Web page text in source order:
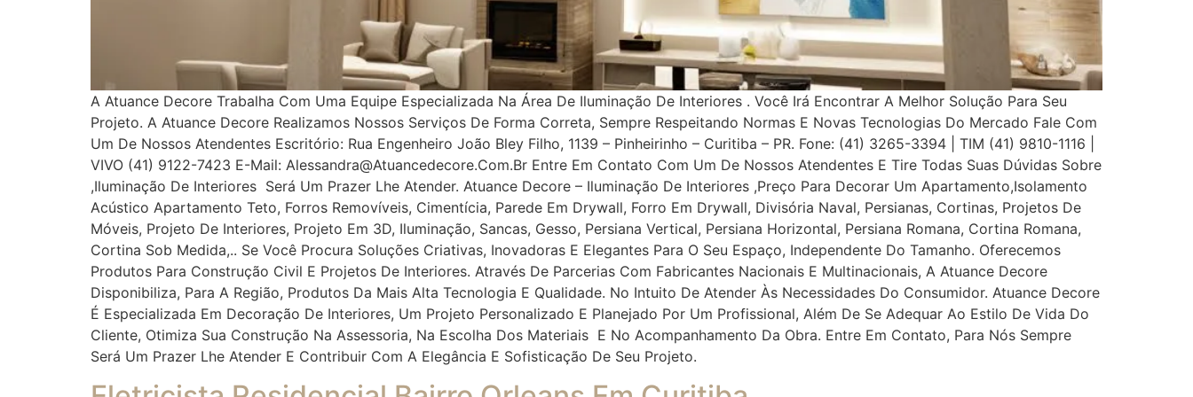
A Atuance Decore Trabalha Com Uma Equipe Especializada Na Área De Iluminação De Interiores . Você Irá Encontrar A Melhor Solução Para Seu
Projeto. A Atuance Decore Realizamos Nossos Serviços De Forma Correta, Sempre Respeitando Normas E Novas Tecnologias Do Mercado Fale Com
Um De Nossos Atendentes Escritório: Rua Engenheiro João Bley Filho, 1139 – Pinheirinho – Curitiba – PR. Fone: (41) 3265-3394 | TIM (41) 9810-1116 |
VIVO (41) 9122-7423 E-Mail: Alessandra@atuancedecore.com.br Entre Em Contato Com Um De Nossos Atendentes E Tire Todas Suas Dúvidas Sobre
,iluminação De Interiores Será Um Prazer Lhe Atender. Atuance Decore – Iluminação De Interiores ,Preço Para Decorar Um Apartamento,Isolamento
Acústico Apartamento Teto, Forros Removíveis, Cimentícia, Parede Em Drywall, Forro Em Drywall, Divisória Naval, Persianas, Cortinas, Projetos De
Móveis, Projeto De Interiores, Projeto Em 3D, Iluminação, Sancas, Gesso, Persiana Vertical, Persiana Horizontal, Persiana Romana, Cortina Romana,
Cortina Sob Medida,.. Se Você Procura Soluções Criativas, Inovadoras E Elegantes Para O Seu Espaço, Independente Do Tamanho. Oferecemos
Produtos Para Construção Civil E Projetos De Interiores. Através De Parcerias Com Fabricantes Nacionais E Multinacionais, A Atuance Decore
Disponibiliza, Para A Região, Produtos Da Mais Alta Tecnologia E Qualidade. No Intuito De Atender Às Necessidades Do Consumidor. Atuance Decore
É Especializada Em Decoração De Interiores, Um Projeto Personalizado E Planejado Por Um Profissional, Além De Se Adequar Ao Estilo De Vida Do
Cliente, Otimiza Sua Construção Na Assessoria, Na Escolha Dos Materiais E No Acompanhamento Da Obra. Entre Em Contato, Para Nós Sempre
Será Um Prazer Lhe Atender E Contribuir Com A Elegância E Sofisticação De Seu Projeto.